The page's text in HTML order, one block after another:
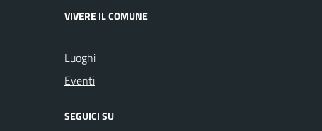
VIVERE IL COMUNE
Luoghi
Eventi
SEGUICI SU